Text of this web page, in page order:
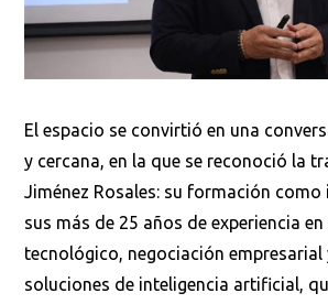
El espacio se convirtió en una
y cercana, en la que se reconoció la
Jiménez Rosales: su formación como
sus más de 25 años de experiencia
tecnológico, negociación empresarial
soluciones de inteligencia artificial,